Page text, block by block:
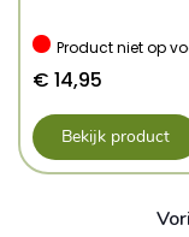
Product niet op
€ 14,95
Bekijk product